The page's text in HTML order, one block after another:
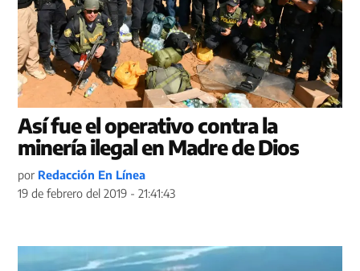
Así fue el operativo contra la
minería ilegal en Madre de Dios
por Redacción En Línea
19 de febrero del 2019 - 21:41:43